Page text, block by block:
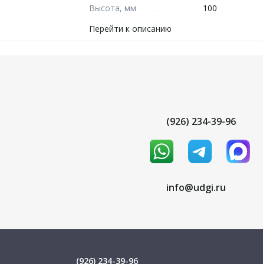
Высота, мм
100
Перейти к описанию
(926) 234-39-96
info@udgi.ru
(926) 234-39-96